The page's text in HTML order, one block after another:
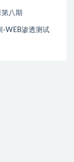
八期
-WEB渗透测试